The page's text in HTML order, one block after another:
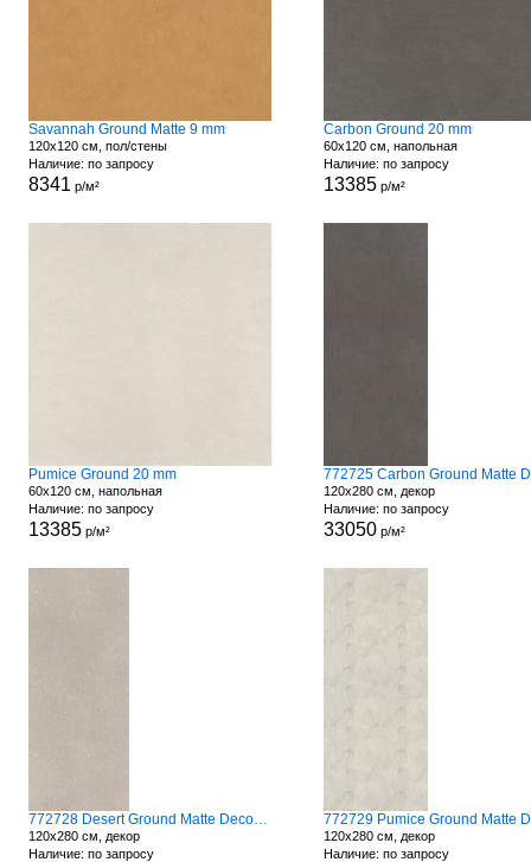
Savannah Ground Matte 9 mm
120x120 см, пол/стены
Наличие: по запросу
8341 р/м²
Carbon Ground 20 mm
60x120 см, напольная
Наличие: по запросу
13385р/м²
Pumice Ground 20 mm
60x120 см, напольная
Наличие: по запросу
13385р/м²
120x280 см, декор
Наличие: по запросу
33050р/м²
772728 Desert Ground Matte Decoro Fronds
120x280 см, декор
Наличие: по запросу
120x280 см, декор
Наличие: по запросу